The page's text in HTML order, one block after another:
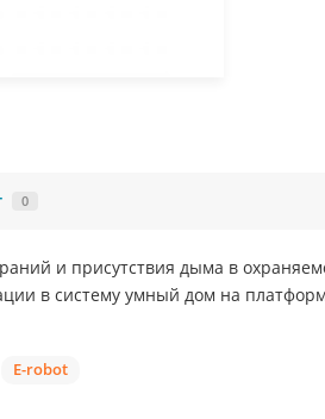
0
и присутствия дыма в
в систему умный дом на
E-robot